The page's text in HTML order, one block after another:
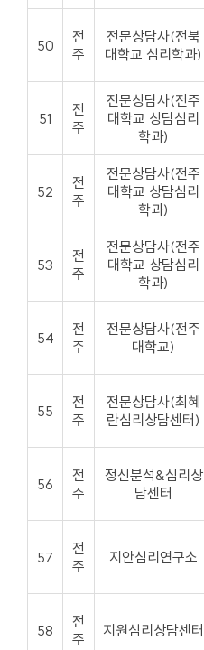
50
전
주
전문상담사(전북
대학교 심리학과)
51
전
주
전문상담사(전주
대학교 상담심리
학과)
52
전
주
전문상담사(전주
대학교 상담심리
학과)
53
전
주
전문상담사(전주
대학교 상담심리
학과)
54
전
주
전문상담사(전주
대학교)
55
전
주
전문상담사(최혜
란심리상담센터)
56
전
주
정신분석&심리상
담센터
57
전
주
지안심리연구소
58
전
주
지원심리상담센터